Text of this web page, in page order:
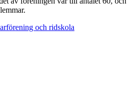
och ridskola